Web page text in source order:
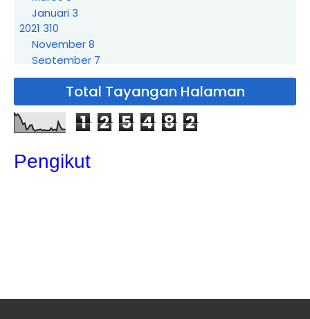
Januari3
2021 310
November8
September 7
Agustus3
Juni19
Mei
72
Sewa Badut Pejuang
Sewa Badut Kalibaru
Sewa Badut Jatimekar
Total Tayangan Halaman
1 2 5 4 8 2
Pengikut